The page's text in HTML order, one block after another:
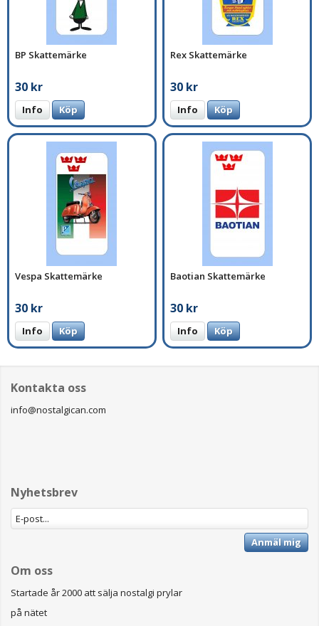
BP Skattemärke
30 kr
Info Köp
Rex Skattemärke
30 kr
Info Köp
Vespa Skattemärke
30 kr
Info Köp
Baotian Skattemärke
30 kr
Info Köp
Kontakta oss
info@nostalgican.com
Nyhetsbrev
Anmäl mig
Om oss
Startade år 2000 att sälja nostalgi prylar
på nätet